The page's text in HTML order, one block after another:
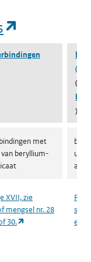
)
met
beryllium-
XVII, zie
mengsel nr. 28
30.
(opent in een en/